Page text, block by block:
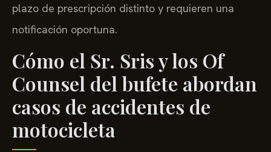
plazo de prescripción distinto y requieren una
notificación oportuna.
Cómo el Sr. Sris y los Of
Counsel del bufete abordan
casos de accidentes de
motocicleta